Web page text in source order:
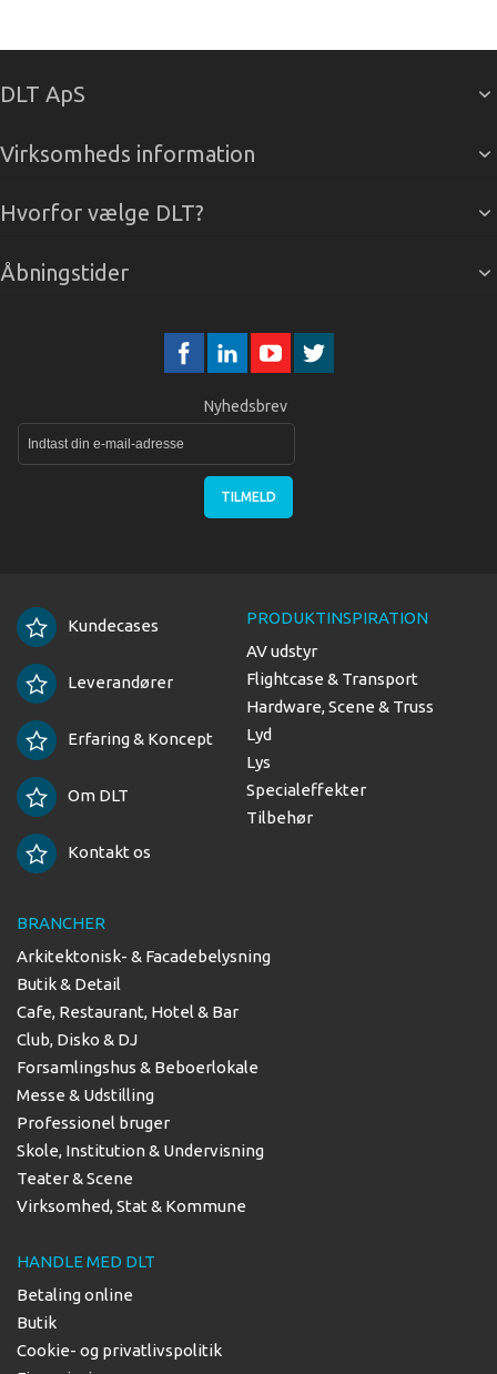
DLT ApS
Virksomheds information
Hvorfor vælge DLT?
Åbningstider
Nyhedsbrev
TILMELD
Kundecases
Leverandører
Erfaring & Koncept
Om DLT
Kontakt os
PRODUKTINSPIRATION
AV udstyr
Flightcase & Transport
Hardware, Scene & Truss
Lyd
Lys
Specialeffekter
Tilbehør
BRANCHER
Arkitektonisk- & Facadebelysning
Butik & Detail
Cafe, Restaurant, Hotel & Bar
Club, Disko & DJ
Forsamlingshus & Beboerlokale
Messe & Udstilling
Professionel bruger
Skole, Institution & Undervisning
Teater & Scene
Virksomhed, Stat & Kommune
HANDLE MED DLT
Betaling online
Butik
Cookie- og privatlivspolitik